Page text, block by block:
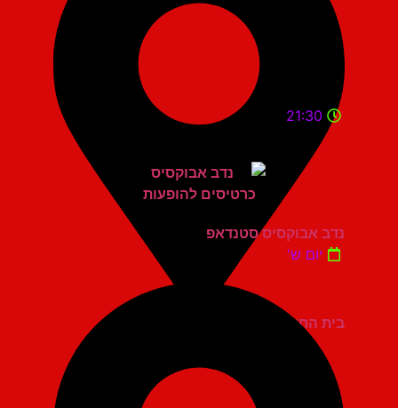
בית החייל תל אביב
21:30
נדב אבוקסיס סטנדאפ
יום ש'